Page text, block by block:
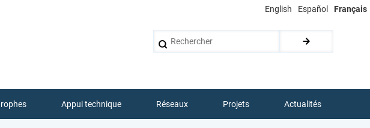
English Español Français
Rechercher
Appui technique Réseaux Projets Actualités